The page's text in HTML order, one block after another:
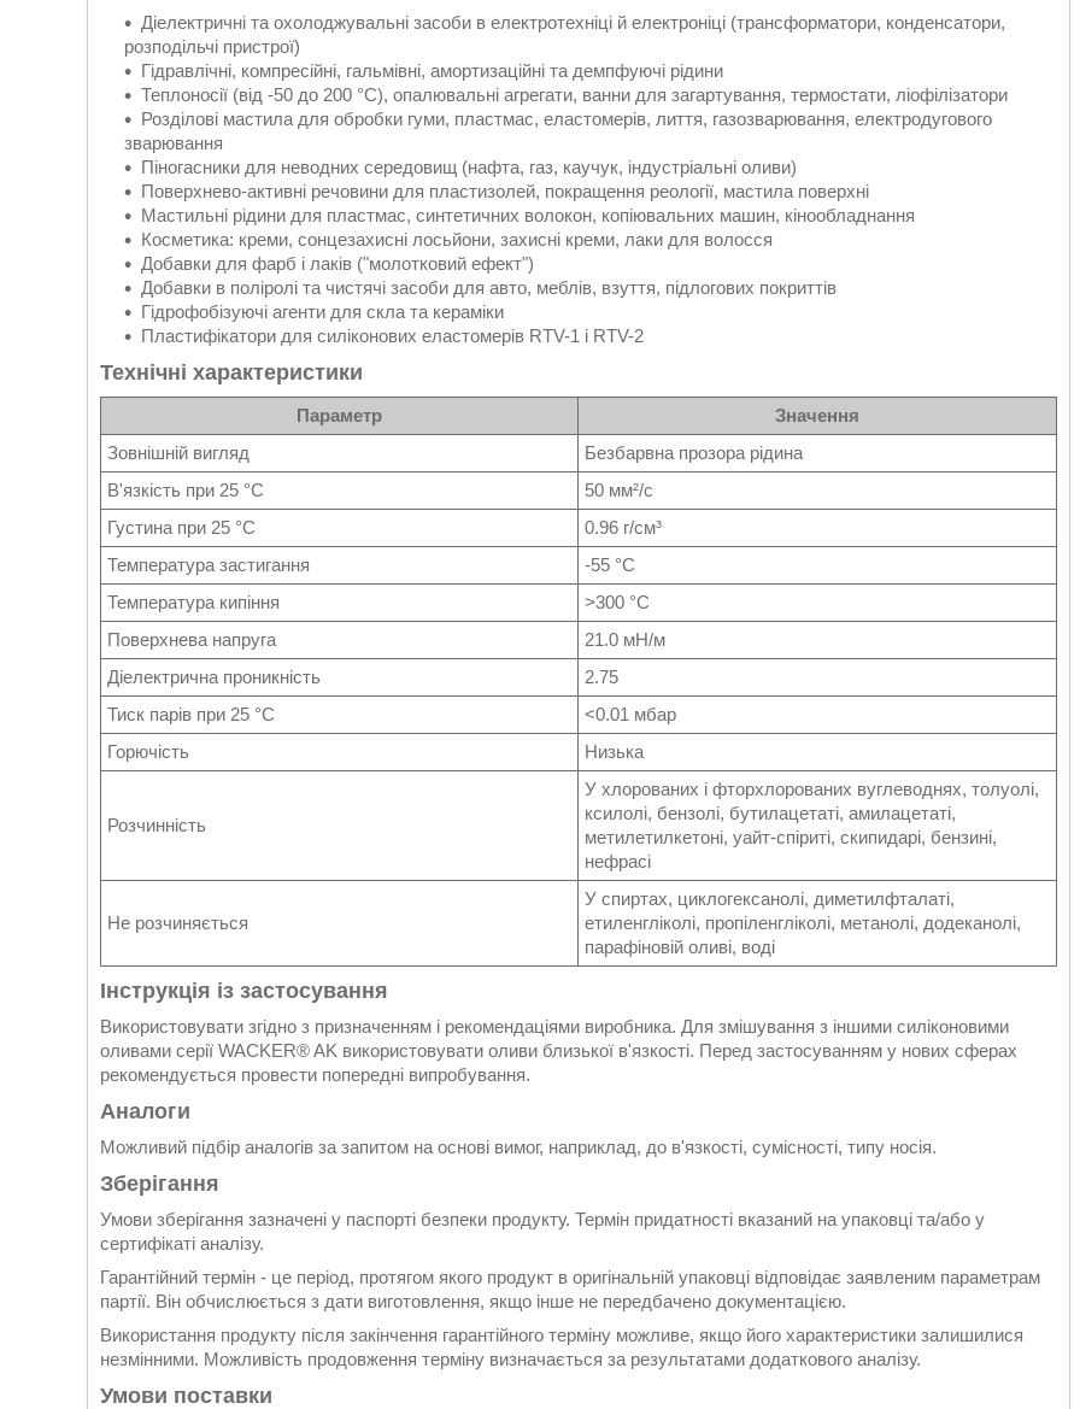
Діелектричні та охолоджувальні засоби в електротехніці й електроніці (трансформатори, конденсатори,
розподільчі пристрої)
Гідравлічні, компресійні, гальмівні, амортизаційні та демпфуючі рідини
Теплоносії (від -50 до 200 °C), опалювальні агрегати, ванни для загартування, термостати, ліофілізатори
Розділові мастила для обробки гуми, пластмас, еластомерів, лиття, газозварювання, електродугового
зварювання
Піногасники для неводних середовищ (нафта, газ, каучук, індустріальні оливи)
Поверхнево-активні речовини для пластизолей, покращення реології, мастила поверхні
Мастильні рідини для пластмас, синтетичних волокон, копіювальних машин, кінообладнання
Косметика: креми, сонцезахисні лосьйони, захисні креми, лаки для волосся
Добавки для фарб і лаків ("молотковий ефект")
Добавки в поліролі та чистячі засоби для авто, меблів, взуття, підлогових покриттів
Гідрофобізуючі агенти для скла та кераміки
Пластифікатори для силіконових еластомерів RTV-1 і RTV-2
Технічні характеристики
Параметр
Значення
Зовнішній вигляд
Безбарвна прозора рідина
В'язкість при 25 °C
50 мм²/с
Густина при 25 °C
0.96 г/см³
Температура застигання
-55 °C
Температура кипіння
>300 °C
Поверхнева напруга
21.0 мН/м
Діелектрична проникність
2.75
Тиск парів при 25 °C
<0.01 мбар
Горючість
Низька
Розчинність
У хлорованих і фторхлорованих вуглеводнях, толуолі,
ксилолі, бензолі, бутилацетаті, амилацетаті,
метилетилкетоні, уайт-спіриті, скипидарі, бензині,
нефрасі
Не розчиняється
У спиртах, циклогексанолі, диметилфталаті,
етиленгліколі, пропіленгліколі, метанолі, додеканолі,
парафіновій оливі, воді
Інструкція із застосування
Використовувати згідно з призначенням і рекомендаціями виробника. Для змішування з іншими силіконовими
оливами серії WACKER® AK використовувати оливи близької в'язкості. Перед застосуванням у нових сферах
рекомендується провести попередні випробування.
Аналоги
Можливий підбір аналогів за запитом на основі вимог, наприклад, до в'язкості, сумісності, типу носія.
Зберігання
Умови зберігання зазначені у паспорті безпеки продукту. Термін придатності вказаний на упаковці та/або у
сертифікаті аналізу.
Гарантійний термін - це період, протягом якого продукт в оригінальній упаковці відповідає заявленим параметрам
партії. Він обчислюється з дати виготовлення, якщо інше не передбачено документацією.
Використання продукту після закінчення гарантійного терміну можливе, якщо його характеристики залишилися
незмінними. Можливість продовження терміну визначається за результатами додаткового аналізу.
Умови поставки